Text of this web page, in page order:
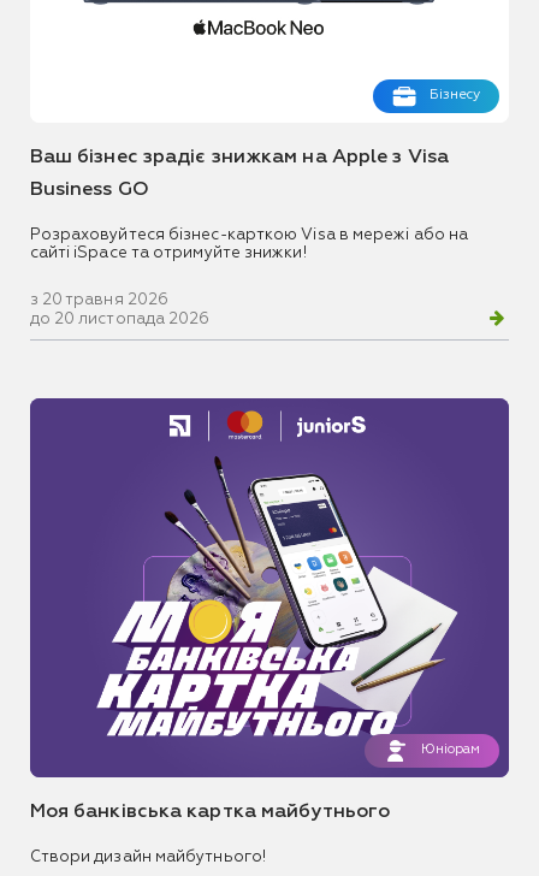
Бізнесу
Ваш бізнес зрадіє знижкам на Apple з Visa
Business GO
Розраховуйтеся бізнес-карткою Visa в мережі або на
сайті iSpace та отримуйте знижки!
з 20 травня 2026
до 20 листопада 2026
Юніорам
Моя банківська картка майбутнього
Створи дизайн майбутнього!